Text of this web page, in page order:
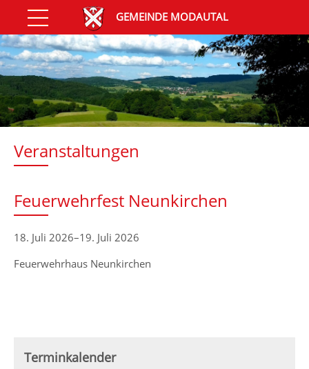
GEMEINDE MODAUTAL
Veranstaltungen
Feuerwehrfest Neunkirchen
18. Juli 2026–19. Juli 2026
Feuerwehrhaus Neunkirchen
Terminkalender